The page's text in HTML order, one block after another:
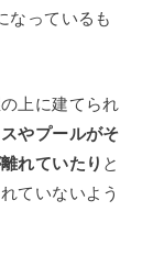
なっているも
上に建てられ
やプールがそ
れていたり と
ていないよう